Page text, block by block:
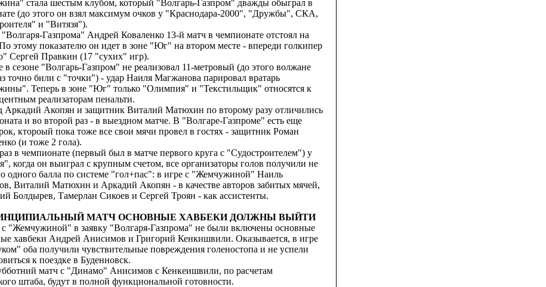
стала шестым клубом, который "Волгарь-Газпром" дважды обыграл в
(до этого он взял максимум очков у "Краснодара-2000", "Дружбы", СКА,
и "Витязя").
"Волгаря-Газпрома" Андрей Коваленко 13-й матч в чемпионате отстоял на
этому показателю он идет в зоне "Юг" на втором месте - впереди голкипер
Сергей Правкин (17 "сухих" игр).
в сезоне "Волгарь-Газпром" не реализовал 11-метровый (до этого волжане
точно били с "точки") - удар Наиля Магжанова парировал вратарь
Теперь в зоне "Юг" только "Олимпия" и "Текстильщик" относятся к
реализаторам пенальти.
Аркадий Акопян и защитник Виталий Матюхин по второму разу отличились
и во второй раз - в выездном матче. В "Волгаре-Газпроме" есть еще
ктороый пока тоже все свои мячи провел в гостях - защитник Роман
(и тоже 2 гола).
в чемпионате (первый был в матче первого круга с "Судостроителем") у
когда он выиграл с крупным счетом, все организаторы голов получили не
одного балла по системе "гол+пас": в игре с "Жемчужиной" Наиль
Виталий Матюхин и Аркадий Акопян - в качестве авторов забитых мячей,
Болдырев, Тамерлан Сикоев и Сергей Троян - как ассистенты.
МАТЧ ОСНОВНЫЕ ХАВБЕКИ ДОЛЖНЫ ВЫЙТИ
"Жемчужиной" в заявку "Волгаря-Газпрома" не были включены основные
хавбеки Андрей Анисимов и Григорий Кенкишвили. Оказывается, в игре
оба получили чувствительные повреждения голеностопа и не успели
к поездке в Буденновск.
матч с "Динамо" Анисимов с Кенкеишвили, по расчетам
штаба, будут в полной функциональной готовности.